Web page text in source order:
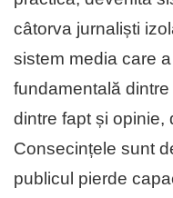
câtorva jurnaliști
sistem media care
fundamentală
dintre fapt și opinie,
Consecințele sunt
publicul pierde